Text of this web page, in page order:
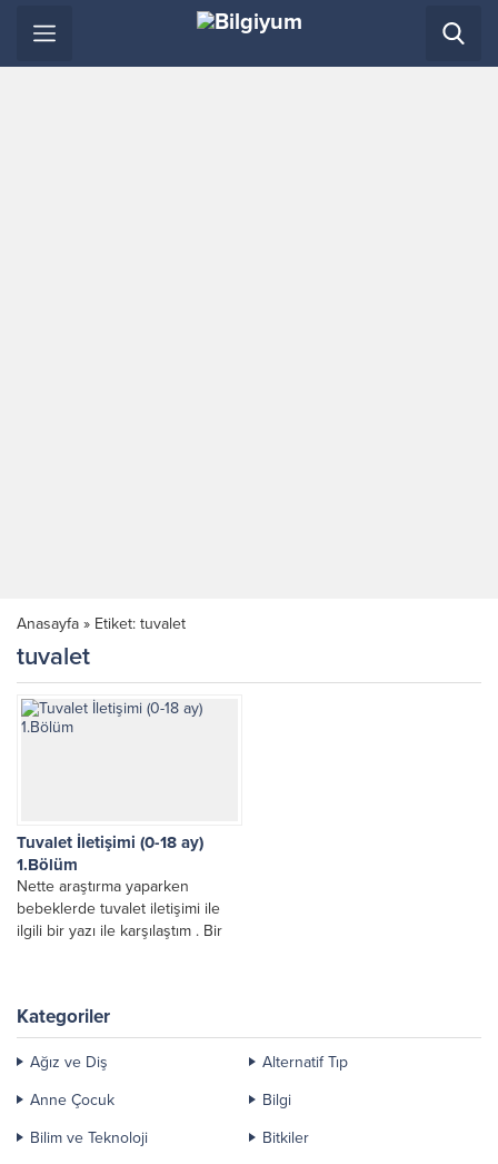
Anasayfa » Etiket: tuvalet
tuvalet
Tuvalet İletişimi (0-18 ay)
1.Bölüm
Nette araştırma yaparken
bebeklerde tuvalet iletişimi ile
ilgili bir yazı ile karşılaştım . Bir
Kategoriler
Ağız ve Diş
Alternatif Tıp
Anne Çocuk
Bilgi
Bilim ve Teknoloji
Bitkiler